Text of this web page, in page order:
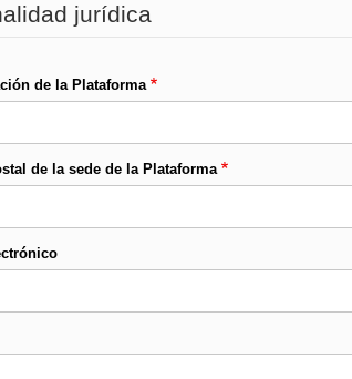
jurídica
de la Plataforma
de la sede de la Plataforma